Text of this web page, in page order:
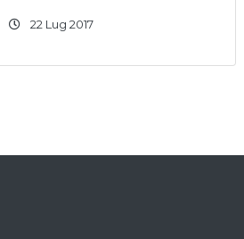
22 Lug 2017